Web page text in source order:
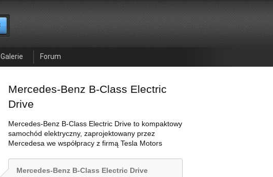
Galerie Forum
Mercedes-Benz B-Class Electric
Drive
Mercedes-Benz B-Class Electric Drive to kompaktowy
samochód elektryczny, zaprojektowany przez
Mercedesa we współpracy z firmą Tesla Motors
Mercedes-Benz B-Class Electric Drive